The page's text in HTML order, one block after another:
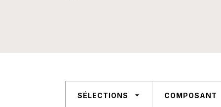
SÉLECTIONS arrow_drop_down COMPOSANT